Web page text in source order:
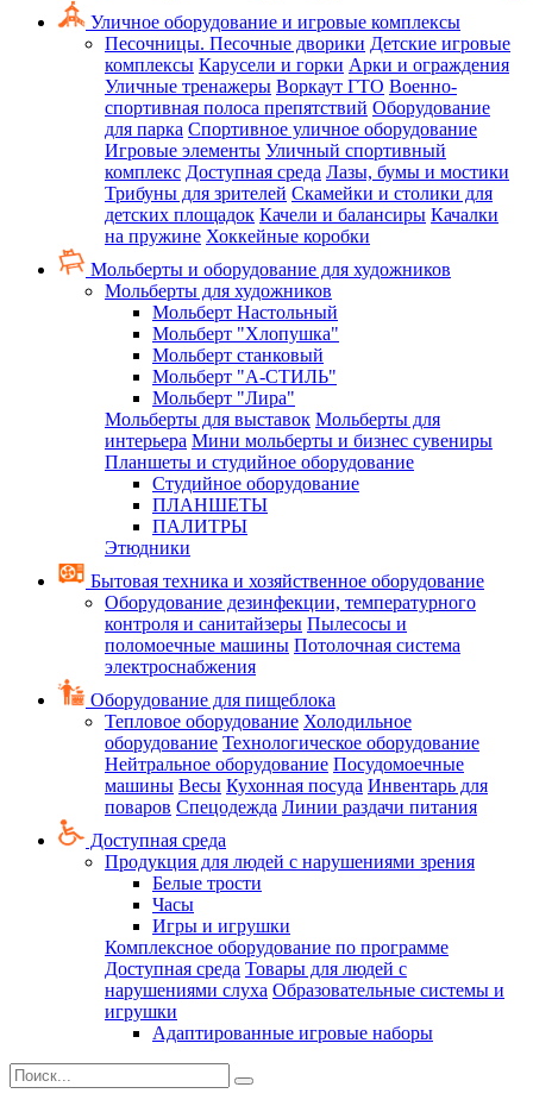
Уличное оборудование и игровые комплексы
Песочницы. Песочные дворики Детские игровые
комплексы Карусели и горки Арки и ограждения
Уличные тренажеры Воркаут ГТО Военно-
спортивная полоса препятствий Оборудование
для парка Спортивное уличное оборудование
Игровые элементы Уличный спортивный
комплекс Доступная среда Лазы, бумы и мостики
Трибуны для зрителей Скамейки и столики для
детских площадок Качели и балансиры Качалки
на пружине Хоккейные коробки
Мольберты и оборудование для художников
Мольберты для художников
Мольберт Настольный
Мольберт "Хлопушка"
Мольберт станковый
Мольберт "А-СТИЛЬ"
Мольберт "Лира"
Мольберты для выставок Мольберты для
интерьера Мини мольберты и бизнес сувениры
Планшеты и студийное оборудование
Студийное оборудование
ПЛАНШЕТЫ
ПАЛИТРЫ
Этюдники
Бытовая техника и хозяйственное оборудование
Оборудование дезинфекции, температурного
контроля и санитайзеры Пылесосы и
поломоечные машины Потолочная система
электроснабжения
Оборудование для пищеблока
Тепловое оборудование Холодильное
оборудование Технологическое оборудование
Нейтральное оборудование Посудомоечные
машины Весы Кухонная посуда Инвентарь для
поваров Спецодежда Линии раздачи питания
Доступная среда
Продукция для людей с нарушениями зрения
Белые трости
Часы
Игры и игрушки
Комплексное оборудование по программе
Доступная среда Товары для людей с
нарушениями слуха Образовательные системы и
игрушки
Адаптированные игровые наборы